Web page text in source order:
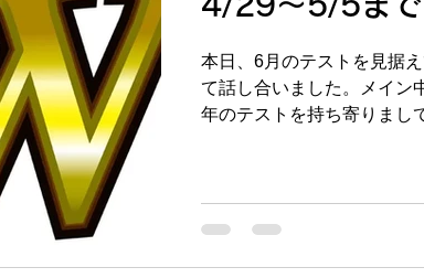
みからやっている不規則動
での新出単熟語、数学は、
算問題のまとまったもの
期にやるのは、ちょうど3
週、長町南は来週）があっ
本日、6月のテストを見据
て話し合いました。メイン
年のテストを持ち寄りまし
力の生徒さんに合った対策
おりますので、万全の準備